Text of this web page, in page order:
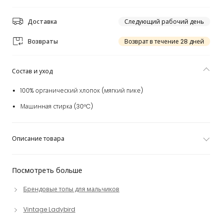
Доставка Следующий рабочий день
Возвраты Возврат в течение 28 дней
Посмотреть больше
Брендовые топы для мальчиков
Vintage Ladybird
Состав и уход
100% органический хлопок (мягкий пике)
Машинная стирка (30°C)
Описание товара